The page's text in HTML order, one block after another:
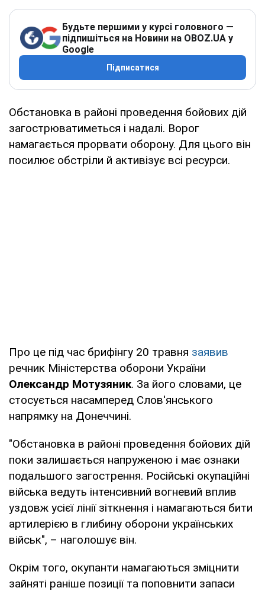
Будьте першими у курсі головного —
підпишіться на Новини на OBOZ.UA у
Google
Підписатися
Обстановка в районі проведення бойових дій
загострюватиметься і надалі. Ворог
намагається прорвати оборону. Для цього він
посилює обстріли й активізує всі ресурси.
Про це під час брифінгу 20 травня заявив
речник Міністерства оборони України
Олександр Мотузяник. За його словами, це
стосується насамперед Слов'янського
напрямку на Донеччині.
"Обстановка в районі проведення бойових дій
поки залишається напруженою і має ознаки
подальшого загострення. Російські окупаційні
війська ведуть інтенсивний вогневий вплив
уздовж усієї лінії зіткнення і намагаються бити
артилерією в глибину оборони українських
військ", – наголошує він.
Окрім того, окупанти намагаються зміцнити
зайняті раніше позиції та поповнити запаси